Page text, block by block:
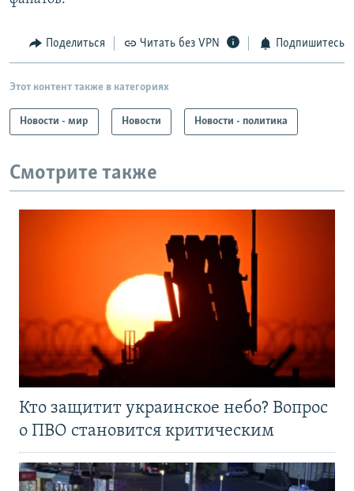
Поделиться Читать без VPN Подпишитесь
Этот контент также в категориях
Новости - мир Новости Новости - политика
Смотрите также
Кто защитит украинское небо? Вопрос
о ПВО становится критическим